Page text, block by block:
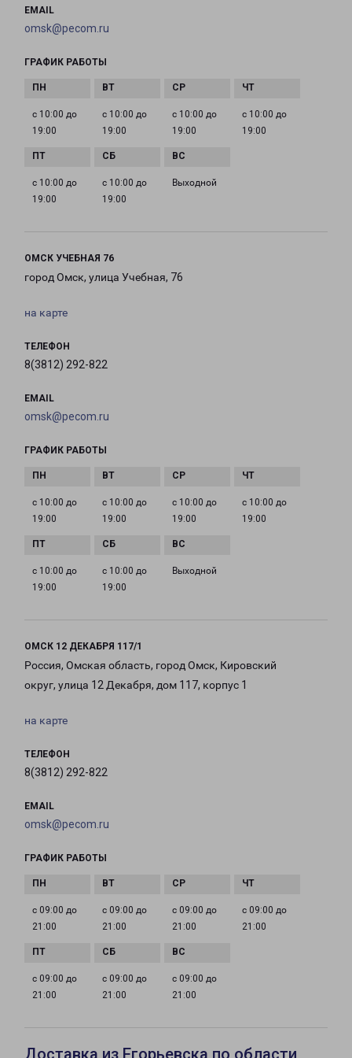
EMAIL
omsk@pecom.ru
ГРАФИК РАБОТЫ
с 10:00 до
19:00
с 10:00 до
19:00
с 10:00 до
19:00
с 10:00 до
19:00
с 10:00 до
19:00
с 10:00 до
19:00
Выходной
ОМСК УЧЕБНАЯ 76
город Омск, улица Учебная, 76
на карте
ТЕЛЕФОН
8(3812) 292-822
EMAIL
omsk@pecom.ru
ГРАФИК РАБОТЫ
с 10:00 до
19:00
с 10:00 до
19:00
с 10:00 до
19:00
с 10:00 до
19:00
с 10:00 до
19:00
с 10:00 до
19:00
Выходной
ОМСК 12 ДЕКАБРЯ 117/1
Россия, Омская область, город Омск, Кировский
округ, улица 12 Декабря, дом 117, корпус 1
на карте
ТЕЛЕФОН
8(3812) 292-822
EMAIL
omsk@pecom.ru
ГРАФИК РАБОТЫ
с 09:00 до
21:00
с 09:00 до
21:00
с 09:00 до
21:00
с 09:00 до
21:00
с 09:00 до
21:00
с 09:00 до
21:00
с 09:00 до
21:00